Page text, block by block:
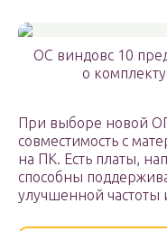
ОС виндовс 10
о
При выборе новой
совместимость с
на ПК. Есть платы,
способны
улучшенной частоты